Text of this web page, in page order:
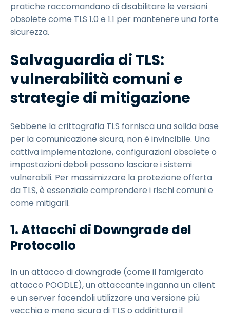
pratiche raccomandano di disabilitare le versioni
obsolete come TLS 1.0 e 1.1 per mantenere una forte
sicurezza.
Salvaguardia di TLS:
vulnerabilità comuni e
strategie di mitigazione
Sebbene la crittografia TLS fornisca una solida base
per la comunicazione sicura, non è invincibile. Una
cattiva implementazione, configurazioni obsolete o
impostazioni deboli possono lasciare i sistemi
vulnerabili. Per massimizzare la protezione offerta
da TLS, è essenziale comprendere i rischi comuni e
come mitigarli.
1. Attacchi di Downgrade del
Protocollo
In un attacco di downgrade (come il famigerato
attacco POODLE), un attaccante inganna un client
e un server facendoli utilizzare una versione più
vecchia e meno sicura di TLS o addirittura il